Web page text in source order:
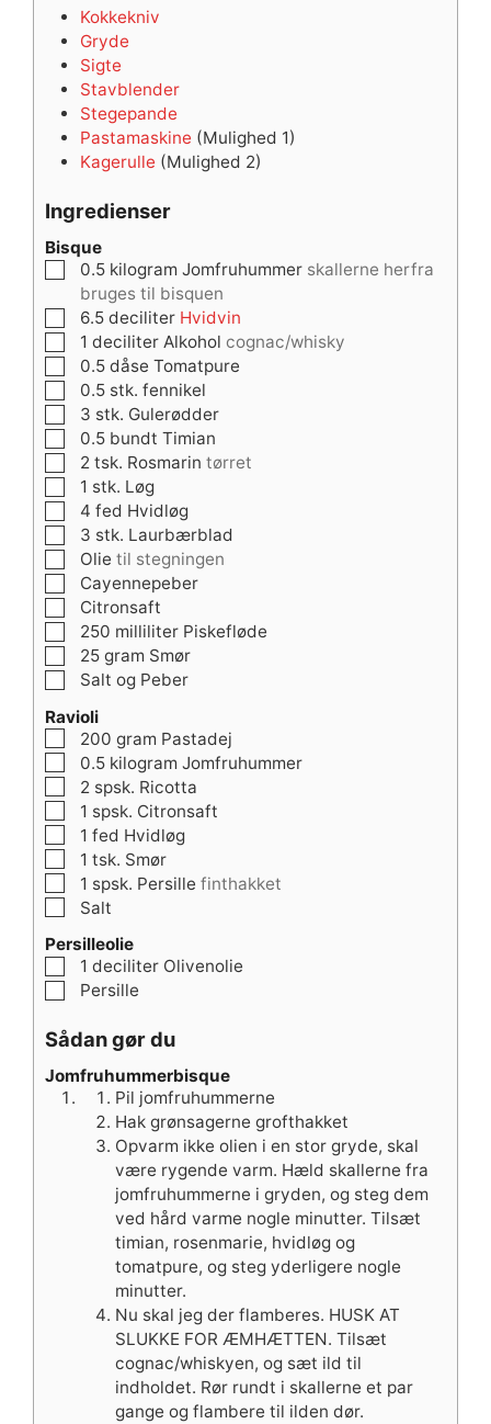
Kokkekniv
Gryde
Sigte
Stavblender
Stegepande
Pastamaskine (Mulighed 1)
Kagerulle (Mulighed 2)
Ingredienser
Bisque
▢
0.5 kilogram Jomfruhummer skallerne herfra
bruges til bisquen
▢
6.5 deciliter Hvidvin
▢1 deciliter Alkohol cognac/whisky
▢
0.5 dåse Tomatpure
▢
0.5 stk. fennikel
▢
3 stk. Gulerødder
▢
0.5 bundt Timian
▢
2 tsk. Rosmarin tørret
▢1 stk. Løg
▢
4 fed Hvidløg
▢
3 stk. Laurbærblad
▢
Olie til stegningen
▢
Cayennepeber
▢
Citronsaft
▢
250 milliliter Piskefløde
▢
25 gram Smør
▢
Salt og Peber
Ravioli
▢
200 gram Pastadej
▢
0.5 kilogram Jomfruhummer
▢
2 spsk. Ricotta
▢1 spsk. Citronsaft
▢1 fed Hvidløg
▢1 tsk. Smør
▢1 spsk. Persille finthakket
▢
Salt
Persilleolie
▢1 deciliter Olivenolie
▢
Persille
Sådan gør du
Jomfruhummerbisque
Pil jomfruhummerne
Hak grønsagerne grofthakket
Opvarm ikke olien i en stor gryde, skal
være rygende varm. Hæld skallerne fra
jomfruhummerne i gryden, og steg dem
ved hård varme nogle minutter. Tilsæt
timian, rosenmarie, hvidløg og
tomatpure, og steg yderligere nogle
minutter.
Nu skal jeg der flamberes. HUSK AT
SLUKKE FOR ÆMHÆTTEN. Tilsæt
cognac/whiskyen, og sæt ild til
indholdet. Rør rundt i skallerne et par
gange og flambere til ilden dør.